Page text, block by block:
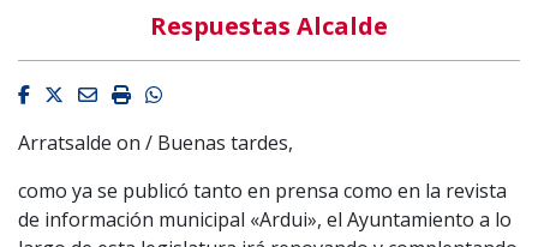
Respuestas Alcalde
Facebook
Twitter
EmailImprimirWhatsapp
Arratsalde on / Buenas tardes,
como ya se publicó tanto en prensa como en la revista
de información municipal «Ardui», el Ayuntamiento a lo